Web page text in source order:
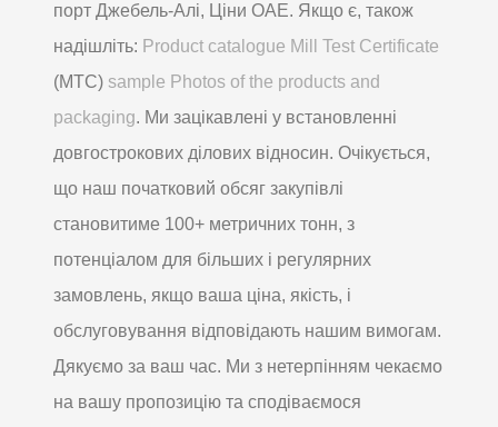
порт Джебель-Алі, Ціни ОАЕ. Якщо є, також
надішліть: Product catalogue Mill Test Certificate
(MTC) sample Photos of the products and
packaging. Ми зацікавлені у встановленні
довгострокових ділових відносин. Очікується,
що наш початковий обсяг закупівлі
становитиме 100+ метричних тонн, з
потенціалом для більших і регулярних
замовлень, якщо ваша ціна, якість, і
обслуговування відповідають нашим вимогам.
Дякуємо за ваш час. Ми з нетерпінням чекаємо
на вашу пропозицію та сподіваємося